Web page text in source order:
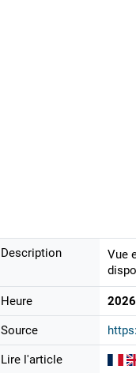
Description
Vue
Heure
Source
Lire l'article